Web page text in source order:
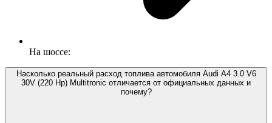
На шоссе:
Насколько реальный расход топлива автомобиля Audi A4 3.0 V6
30V (220 Hp) Multitronic отличается от официальных данных и
почему?